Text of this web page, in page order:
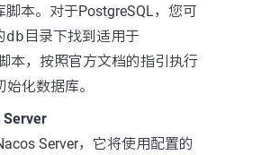
脚本。对于PostgreSQL，您可
db 目录下找到适用于
本，按照官方文档的指引执行
化数据库。
Server
Server，它将使用配置的